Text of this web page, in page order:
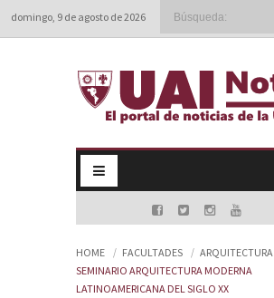
domingo, 9 de agosto de 2026
HOME FACULTADES ARQUITECTURA
SEMINARIO ARQUITECTURA MODERNA
LATINOAMERICANA DEL SIGLO XX